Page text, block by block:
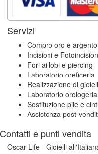
Servizi
Compro oro e argento
Incisioni e
Fori ai lobi e piercing
Laboratorio oreficeria
Realizzazione di
Laboratorio orologeria
Sostituzione pile e
Assistenza post-
Contatti e punti vendita
Oscar Life - Gioielli